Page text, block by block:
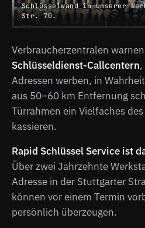
Schlüsselwand in unserer
Str. 70.
Verbraucherzentralen
Schlüsseldienst-Callcentern
Adressen werben, in
aus 50–60 km Entfernung
Türrahmen ein Vielfaches
kassieren.
Rapid Schlüssel Service ist
Über zwei Jahrzehnte
Adresse in der Stuttgarter
können vor einem Termin
persönlich überzeugen.